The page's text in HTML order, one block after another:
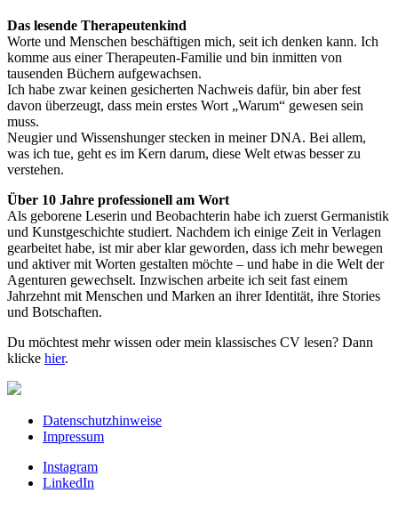
Das lesende Therapeutenkind
Worte und Menschen beschäftigen mich, seit ich denken kann. Ich
komme aus einer Therapeuten-Familie und bin inmitten von
tausenden Büchern aufgewachsen.
Ich habe zwar keinen gesicherten Nachweis dafür, bin aber fest
davon überzeugt, dass mein erstes Wort „Warum“ gewesen sein
muss.
Neugier und Wissenshunger stecken in meiner DNA. Bei allem,
was ich tue, geht es im Kern darum, diese Welt etwas besser zu
verstehen.
Über 10 Jahre professionell am Wort
Als geborene Leserin und Beobachterin habe ich zuerst Germanistik
und Kunstgeschichte studiert. Nachdem ich einige Zeit in Verlagen
gearbeitet habe, ist mir aber klar geworden, dass ich mehr bewegen
und aktiver mit Worten gestalten möchte – und habe in die Welt der
Agenturen gewechselt. Inzwischen arbeite ich seit fast einem
Jahrzehnt mit Menschen und Marken an ihrer Identität, ihre Stories
und Botschaften.
Du möchtest mehr wissen oder mein klassisches CV lesen? Dann
klicke hier.
Datenschutzhinweise
Impressum
Instagram
LinkedIn